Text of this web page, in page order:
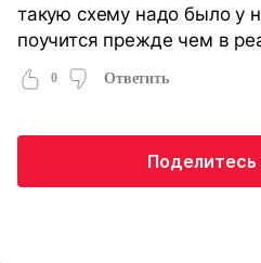
такую схему надо было у
поучится прежде чем в
0 Ответить